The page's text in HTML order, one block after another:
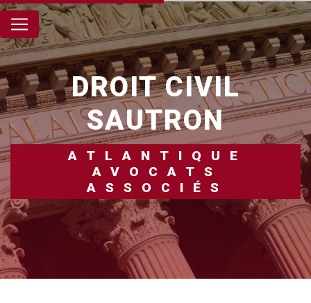
DROIT CIVIL
SAUTRON
ATLANTIQUE
AVOCATS
ASSOCIÉS
Panneau de gestion des cookies